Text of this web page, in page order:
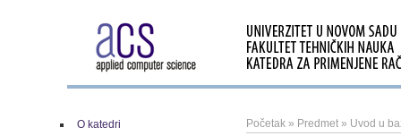
O katedri Početak » Predmet » Uvod u